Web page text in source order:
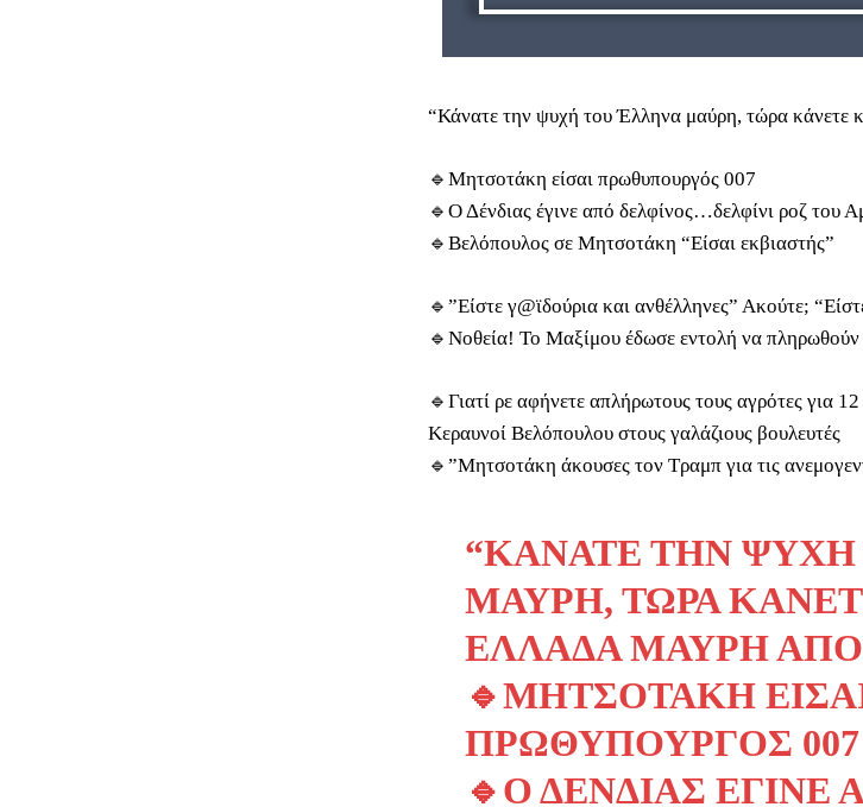
“Κάνατε την ψυχή του Έλληνα μαύρη, τώρα κάνετε
🔹Μητσοτάκη είσαι πρωθυπουργός 007
🔹Ο Δένδιας έγινε από δελφίνος…δελφίνι ροζ του
🔹Βελόπουλος σε Μητσοτάκη “Είσαι εκβιαστής”
🔹”Είστε γ@ϊδούρια και ανθέλληνες” Ακούτε;
🔹Νοθεία! Το Μαξίμου έδωσε εντολή να πληρωθούν
🔹Γιατί ρε αφήνετε απλήρωτους τους αγρότες για
Κεραυνοί Βελόπουλου στους γαλάζιους βουλευτές
🔹”Μητσοτάκη άκουσες τον Τραμπ για τις
“ΚΆΝΑΤΕ ΤΗΝ
ΜΑΎΡΗ, ΤΏΡΑ
ΕΛΛΆΔΑ ΜΑΎΡΗ
🔹ΜΗΤΣΟΤΆΚΗ
ΠΡΩΘΥΠΟΥΡΓΌΣ 007
🔹Ο ΔΈΝΔΙΑΣ ΈΓΙΝΕ